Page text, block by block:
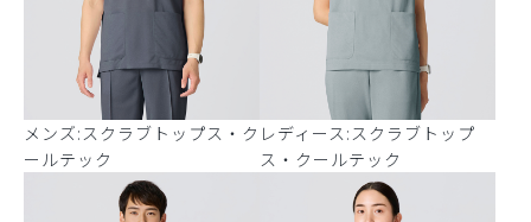
メンズ:スクラブトップス・ク
ールテック
レディース:スクラブトップ
ス・クールテック